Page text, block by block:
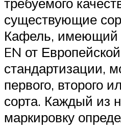
существующие
Кафель, имеющий
EN от
стандартизации,
первого, второго
сорта. Каждый из
маркировку